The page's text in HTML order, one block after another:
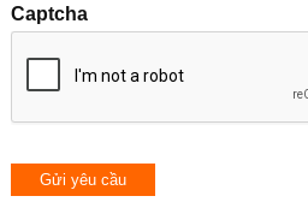
Captcha